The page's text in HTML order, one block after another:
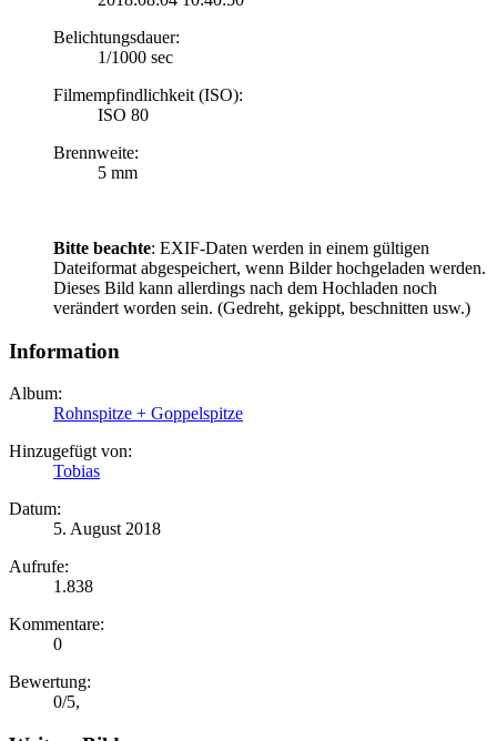
Belichtungsdauer:
1/1000 sec
Filmempfindlichkeit (ISO):
ISO 80
Brennweite:
5 mm
Bitte beachte: EXIF-Daten werden in einem gültigen
Dateiformat abgespeichert, wenn Bilder hochgeladen werden.
Dieses Bild kann allerdings nach dem Hochladen noch
verändert worden sein. (Gedreht, gekippt, beschnitten usw.)
Information
Album:
Rohnspitze + Goppelspitze
Hinzugefügt von:
Tobias
Datum:
5. August 2018
Aufrufe:
1.838
Kommentare:
0
Bewertung:
0/5,